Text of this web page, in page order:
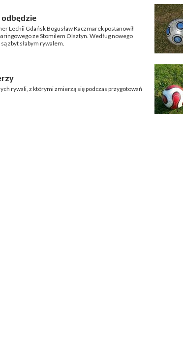
odbędzie
Lechii Gdańsk Bogusław Kaczmarek postanowił
ze Stomilem Olsztyn. Według nowego
zbyt słabym rywalem.
rywali, z którymi zmierzą się podczas przygotowań